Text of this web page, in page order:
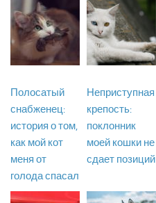
Полосатый
снабженец:
история о том,
как мой кот
меня от
голода спасал
Неприступная
крепость:
поклонник
моей кошки не
сдает позиций